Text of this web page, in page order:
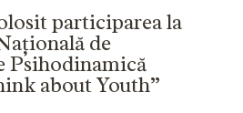
participarea la
de
Psihodinamică
about Youth”